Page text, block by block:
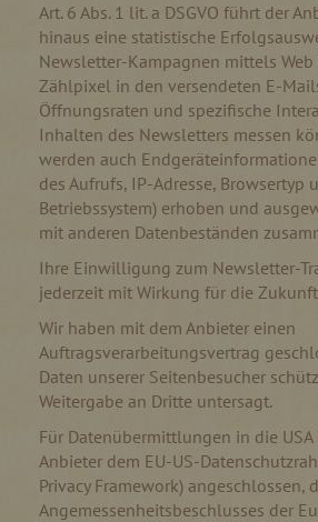
Art. 6 Abs. 1 lit. a DSGVO führt der
hinaus eine statistische
Newsletter-Kampagnen mittels Web
Zählpixel in den versendeten E-
Öffnungsraten und spezifische
Inhalten des Newsletters messen
werden auch
des Aufrufs, IP-Adresse, Browsertyp
Betriebssystem) erhoben und
mit anderen Datenbeständen
Ihre Einwilligung zum Newsletter-
jederzeit mit Wirkung für die
Wir haben mit dem Anbieter einen
Auftragsverarbeitungsvertrag
Daten unserer Seitenbesucher
Weitergabe an Dritte untersagt.
Für Datenübermittlungen in die
Anbieter dem EU-US-
Privacy Framework) angeschlossen,
Angemessenheitsbeschlusses der